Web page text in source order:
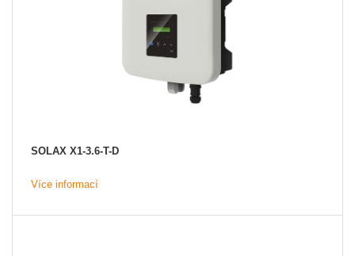
SOLAX X1-3.6-T-D
Více informací